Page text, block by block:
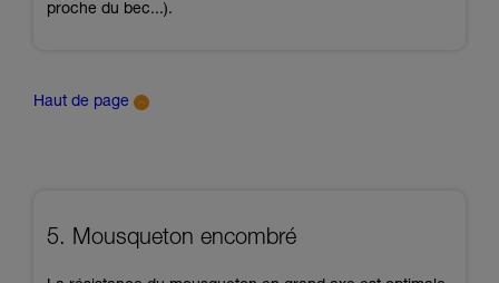
proche du bec...).
Haut de page
5. Mousqueton encombré